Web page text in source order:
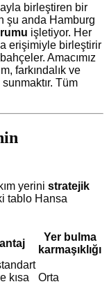
birleştiren bir
şu anda Hamburg
işletiyor. Her
erişimiyle birleştirir
Amacımız
farkındalık ve
Tüm
yerini stratejik
tablo Hansa
Yer bulma
karmaşıklığı
kısa
Orta